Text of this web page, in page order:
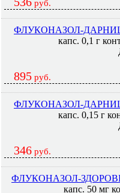
руб.
ФЛУКОНАЗОЛ-
капс. 0,1 г
895 руб.
ФЛУКОНАЗОЛ-
капс. 0,15 г
346 руб.
ФЛУКОНАЗОЛ-
капс. 50 мг